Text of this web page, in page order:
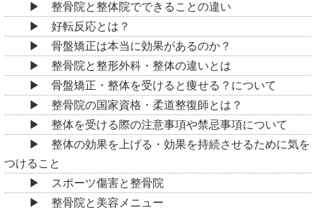
整骨院と整体院でできることの違い
好転反応とは？
骨盤矯正は本当に効果があるのか？
整骨院と整形外科・整体の違いとは
骨盤矯正・整体を受けると痩せる？について
整骨院の国家資格・柔道整復師とは？
整体を受ける際の注意事項や禁忌事項について
整体の効果を上げる・効果を持続させるために気を
つけること
スポーツ傷害と整骨院
整骨院と美容メニュー